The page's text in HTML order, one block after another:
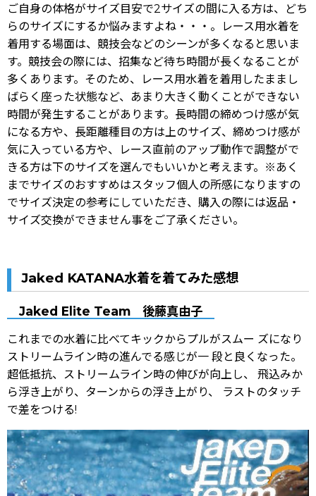
ご自身の体格がサイズ目安で2サイズの間に入る方は、どち
らのサイズにするか悩みますよね・・・。レース用水着を
着用する場面は、競技会などのシーンが多くなると思いま
す。競技会の際には、招集など待ち時間が長くなることが
多くあります。そのため、レース用水着を着用したままし
ばらく座った状態など、あまり大きく動くことができない
時間が発生することがあります。長時間の締めつけ感が気
になる方や、長距離種目の方は上のサイズ、締めつけ感が
気に入っている方や、レース直前のアップ動作で調整がで
きる方は下のサイズを選んでもいいかと考えます。※あく
までサイズのおすすめはスタッフ個人の所感になりますの
でサイズ決定の参考にしていただき、購入の際には返品・
サイズ交換ができません事をご了承ください。
Jaked KATANA水着を着てみた感想
Jaked Elite Team 後藤真由子
これまでの水着に比べてキックからプルがスムー ズになり
ストリームライン時の進んでる感じが一 段と良くなった。
超低抵抗、ストリームライン時の伸びが向上し、 飛込みか
ら浮き上がり、ターンからの浮き上がり、 ラストのタッチ
で差をつける!